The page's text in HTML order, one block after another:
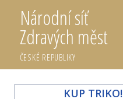
Národní síť
Zdravých měst
ČESKÉ REPUBLIKY
KUP TRIKO!